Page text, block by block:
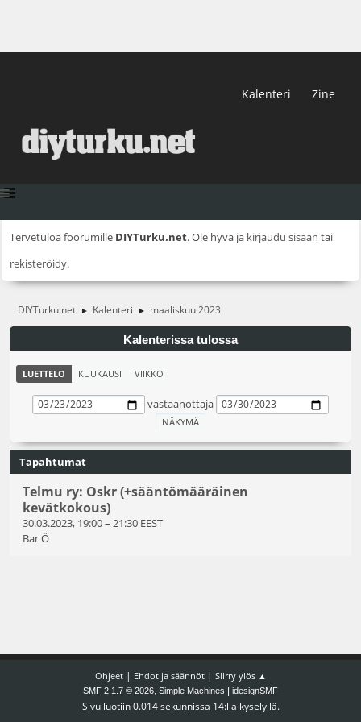
Kalenteri Zine
Tervetuloa foorumille DIYTurku.net. Ole hyvä ja kirjaudu sisään tai
rekisteröidy.
DIYTurku.net ► Kalenteri ► maaliskuu 2023
Kalenterissa tulossa
LUETTELO KUUKAUSI VIIKKO
vastaanottaja
Tapahtumat
Telmu ry: Oskr (+sääntömääräinen
kevätkokous)
30.03.2023, 19:00– 21:30 EEST
Bar Ö
Ohjeet| Ehdot ja säännöt| Siirry ylös ▲
SMF 2.1.7 © 2026, Simple Machines idesignSMF
Sivu luotiin 0.014 sekunnissa 14:lla kyselyllä.